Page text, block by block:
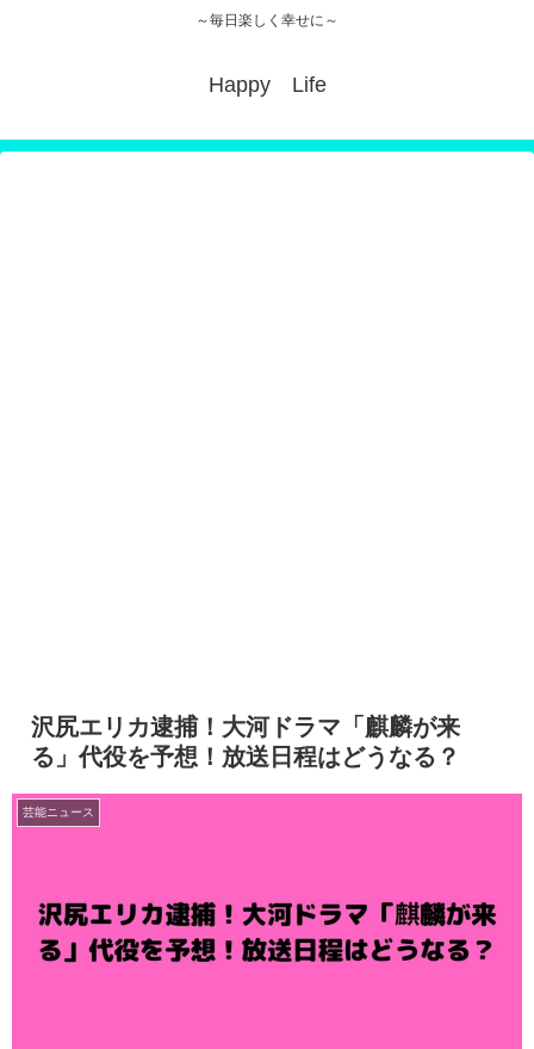
～毎日楽しく幸せに～
Happy Life
沢尻エリカ逮捕！大河ドラマ「麒麟が来
る」代役を予想！放送日程はどうなる？
芸能ニュース